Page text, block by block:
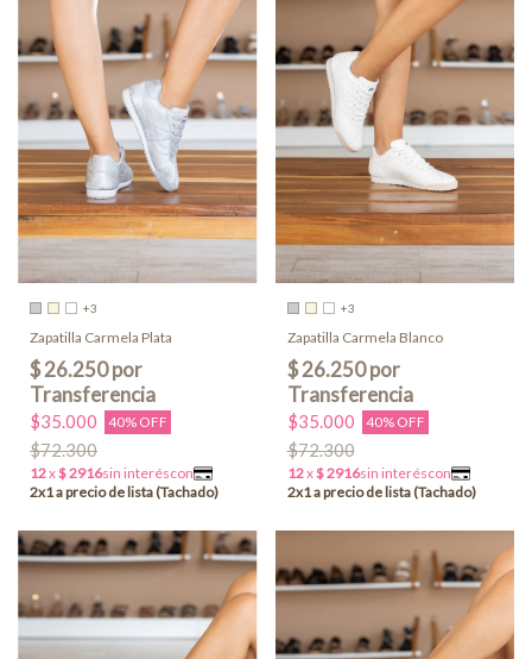
+3
Zapatilla Carmela Plata
$35.000 40% OFF
$72.300
+3
Zapatilla Carmela Blanco
$35.000 40% OFF
$72.300